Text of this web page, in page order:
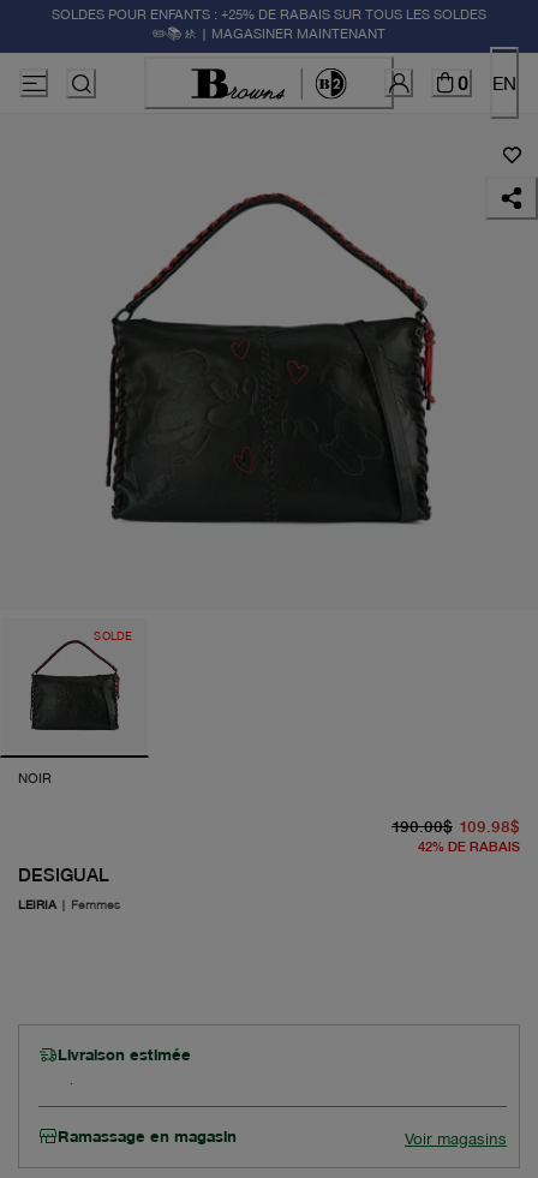
SOLDES POUR ENFANTS : +25% DE RABAIS SUR TOUS LES SOLDES
✏️📚🚸 | MAGASINER MAINTENANT
0 EN
SOLDE
NOIR
DESIGUAL
LEIRIA | Femmes
190.00$ 109.98$
42% DE RABAIS
Livraison estimée
Ramassage en magasin Voir magasins